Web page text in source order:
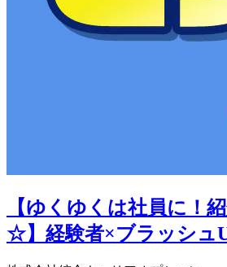
【ゆくゆくは社員に！
☆】経験者×ブラッシュ